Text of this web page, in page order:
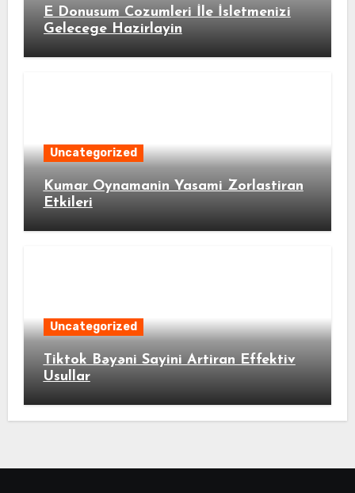
E Donusum Cozumleri İle İsletmenizi
Gelecege Hazirlayin
Uncategorized
Kumar Oynamanin Yasami Zorlastiran
Etkileri
Uncategorized
Tiktok Bəyəni Sayini Artiran Effektiv
Usullar